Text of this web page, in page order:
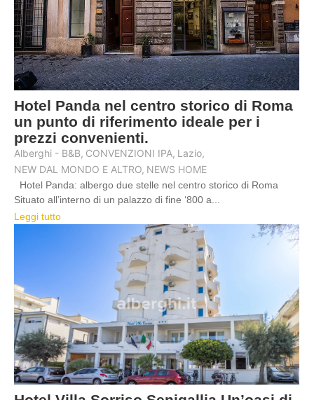
Hotel Panda nel centro storico di Roma
un punto di riferimento ideale per i
prezzi convenienti.
Alberghi - B&B, CONVENZIONI IPA, Lazio,
NEW DAL MONDO E ALTRO, NEWS HOME
Hotel Panda: albergo due stelle nel centro storico di Roma
Situato all’interno di un palazzo di fine ‘800 a...
Leggi tutto